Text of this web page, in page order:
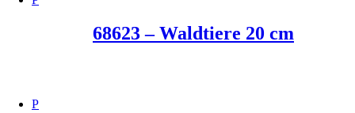
68623 – Waldtiere 20 cm